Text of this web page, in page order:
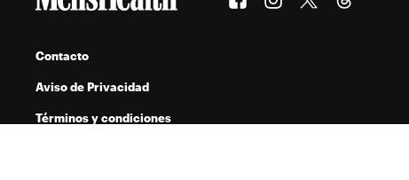
Contacto
Aviso de Privacidad
Términos y condiciones